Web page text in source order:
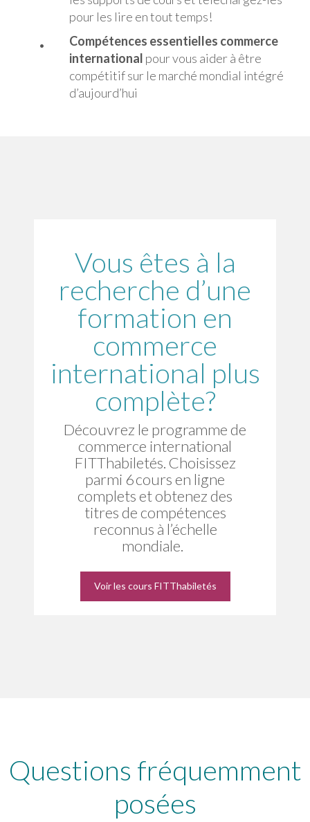
pour les lire en tout temps!
Compétences essentielles commerce
international pour vous aider à être
compétitif sur le marché mondial intégré
d’aujourd’hui
Vous êtes à la
recherche d’une
formation en
commerce
international plus
complète?
Découvrez le programme de
commerce international
FITThabiletés. Choisissez
parmi 6 cours en ligne
complets et obtenez des
titres de compétences
reconnus à l’échelle
mondiale.
Voir les cours FITThabiletés
Questions fréquemment
posées